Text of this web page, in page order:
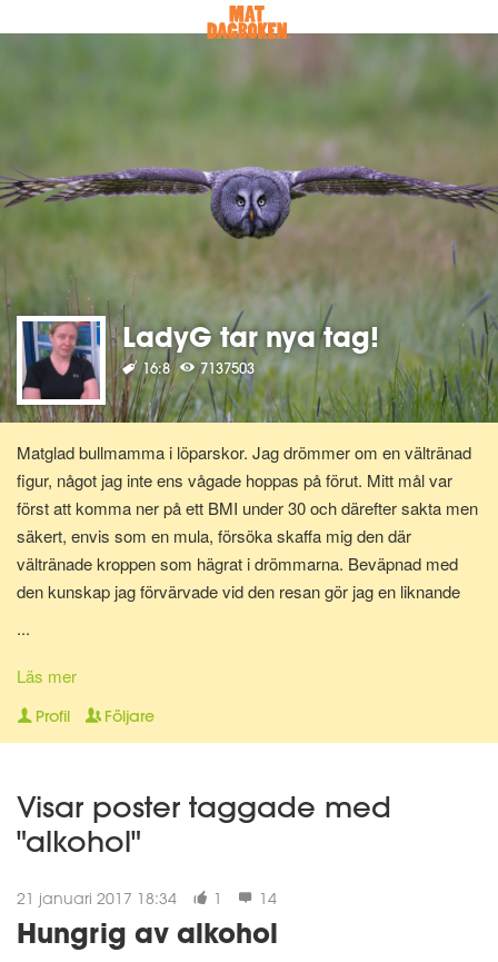
LadyG tar nya tag!
16:8 7137503
Matglad bullmamma i löparskor. Jag drömmer om en vältränad
figur, något jag inte ens vågade hoppas på förut. Mitt mål var
först att komma ner på ett BMI under 30 och därefter sakta men
säkert, envis som en mula, försöka skaffa mig den där
vältränade kroppen som hägrat i drömmarna. Beväpnad med
den kunskap jag förvärvade vid den resan gör jag en liknande
Nu för tiden är jag en av Matdagbokens mentorer, skicka ett
privat meddelande om du vill ha stöd och pepp privat eller om du
...
Läs mer
Profil Följare
Visar poster taggade med
"alkohol"
21 januari 2017 18:34 1 14
Hungrig av alkohol